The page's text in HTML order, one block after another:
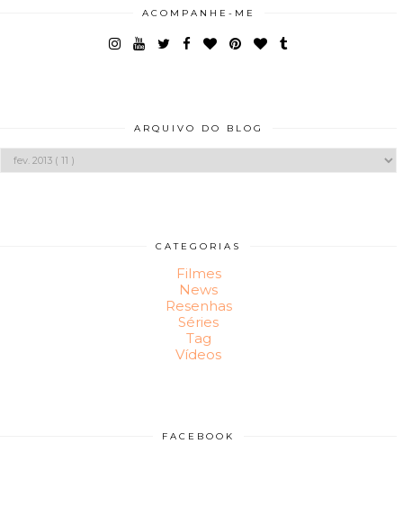
ACOMPANHE-ME
ARQUIVO DO BLOG
CATEGORIAS
Filmes
News
Resenhas
Séries
Tag
Vídeos
FACEBOOK